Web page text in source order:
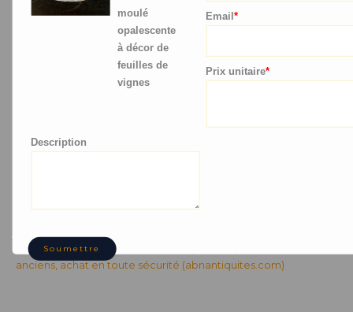
moulé
opalescente
à décor de
feuilles de
vignes
Email*
Prix ​​unitaire*
Description
Soumettre
Cette boîte en cristal moulé avec un décor de feuillage de
chêne opalescent est une pièce unique et exceptionnelle.
Elle allie beauté, élégance et fonctionnalité, en faisant un
objet de décoration incontournable.
Retour sur la boutique :
anciens, achat en toute sécurité (abnantiquites.com)